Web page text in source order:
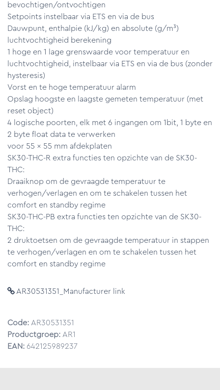
bevochtigen/ontvochtigen
Setpoints instelbaar via ETS en via de bus
Dauwpunt, enthalpie (kJ/kg) en absolute (g/m³)
luchtvochtigheid berekening
1 hoge en 1 lage grenswaarde voor temperatuur en
luchtvochtigheid, instelbaar via ETS en via de bus (zonder
hysteresis)
Vorst en te hoge temperatuur alarm
Opslag hoogste en laagste gemeten temperatuur (met
reset object)
4 logische poorten, elk met 6 ingangen om 1bit, 1 byte en
2 byte float data te verwerken
voor 55 x 55 mm afdekplaten
SK30-THC-R extra functies ten opzichte van de SK30-
THC:
Draaiknop om de gevraagde temperatuur te
verhogen/verlagen en om te schakelen tussen het
comfort en standby regime
SK30-THC-PB extra functies ten opzichte van de SK30-
THC:
2 druktoetsen om de gevraagde temperatuur in stappen
te verhogen/verlagen en om te schakelen tussen het
comfort en standby regime
AR30531351_Manufacturer link
Code: AR30531351
Productgroep: AR1
EAN: 642125989237